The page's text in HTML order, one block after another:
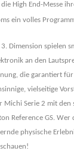
High End-Messe
ein volles
3. Dimension spielen
an den
die garantiert
vielseitige
Michi Serie 2 mit
Reference GS. Wer
physische